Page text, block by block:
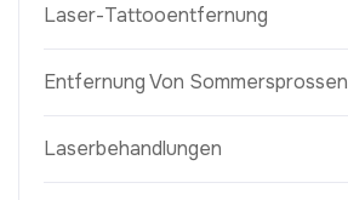
Laser-Tattooentfernung
Entfernung Von Sommersprossen
Laserbehandlungen